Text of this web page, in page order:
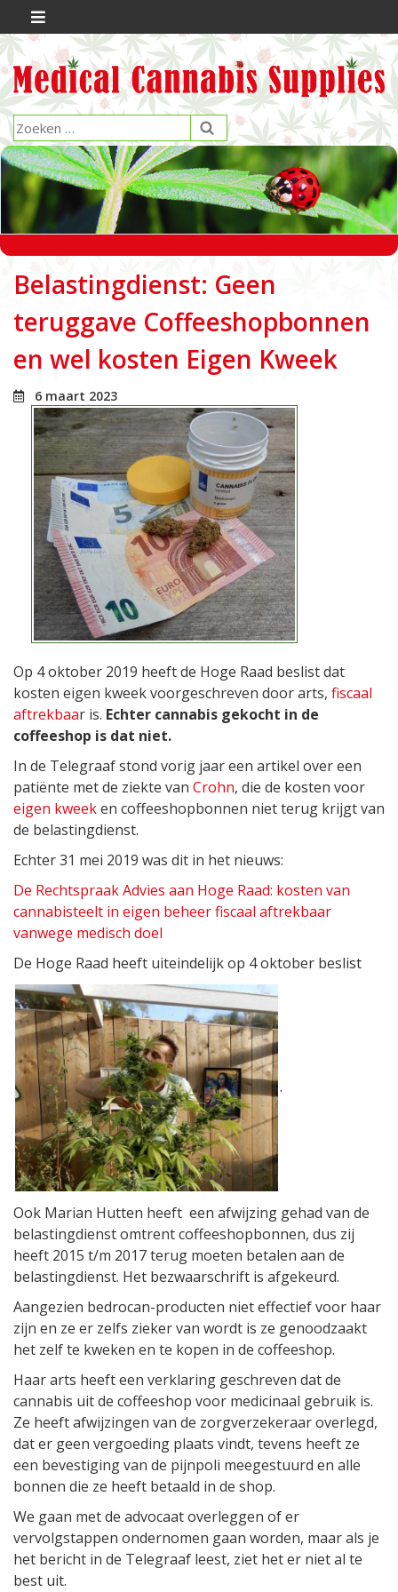
Belastingdienst: Geen
teruggave Coffeeshopbonnen
en wel kosten Eigen Kweek
6 maart 2023
Op 4 oktober 2019 heeft de Hoge Raad beslist dat
kosten eigen kweek voorgeschreven door arts, fiscaal
aftrekbaar is. Echter cannabis gekocht in de
coffeeshop is dat niet.
In de Telegraaf stond vorig jaar een artikel over een
patiënte met de ziekte van Crohn, die de kosten voor
eigen kweeken coffeeshopbonnen niet terug krijgt van
de belastingdienst.
Echter 31 mei 2019 was dit in het nieuws:
De Rechtspraak Advies aan Hoge Raad: kosten van
cannabisteelt in eigen beheer fiscaal aftrekbaar
vanwege medisch doel
De Hoge Raad heeft uiteindelijk op 4 oktober beslist
.
Ook Marian Hutten heeft een afwijzing gehad van de
belastingdienst omtrent coffeeshopbonnen, dus zij
heeft 2015 t/m 2017 terug moeten betalen aan de
belastingdienst. Het bezwaarschrift is afgekeurd.
Aangezien bedrocan-producten niet effectief voor haar
zijn en ze er zelfs zieker van wordt is ze genoodzaakt
het zelf te kweken en te kopen in de coffeeshop.
Haar arts heeft een verklaring geschreven dat de
cannabis uit de coffeeshop voor medicinaal gebruik is.
Ze heeft afwijzingen van de zorgverzekeraar overlegd,
dat er geen vergoeding plaats vindt, tevens heeft ze
een bevestiging van de pijnpoli meegestuurd en alle
bonnen die ze heeft betaald in de shop.
We gaan met de advocaat overleggen of er
vervolgstappen ondernomen gaan worden, maar als je
het bericht in de Telegraaf leest, ziet het er niet al te
best uit.